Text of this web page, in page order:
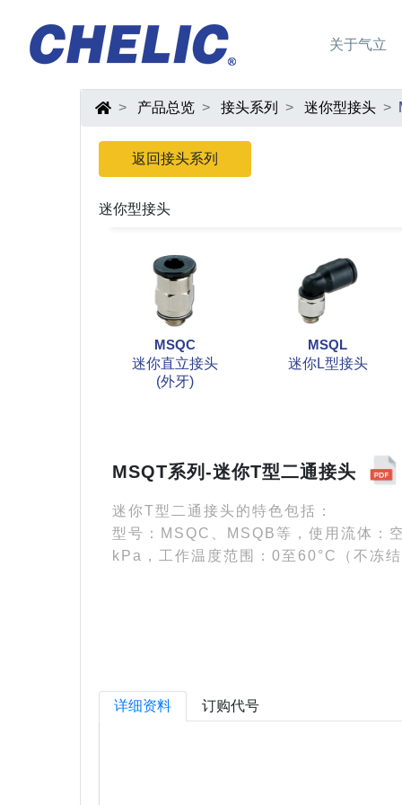
关于气立
产品总览 接头系列 迷你型接头
返回接头系列
迷你型接头
MSQC
迷你直立接头
(外牙)
MSQL
迷你L型接头
MSQT系列-迷你T型二通接头
迷你T型二通接头的特色包括：
型号：MSQC、MSQB等，使用流体：
kPa，工作温度范围：0至60°C（不冻
详细资料 订购代号